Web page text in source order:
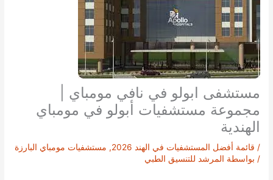
مستشفى ابولو في نافي مومباي |
مجموعة مستشفيات أبولو في مومباي
الهندية
/ قائمة أفضل المستشفيات في الهند 2026 , مستشفيات مومباي البارزة
/ بواسطة المرشد للتنسيق الطبي